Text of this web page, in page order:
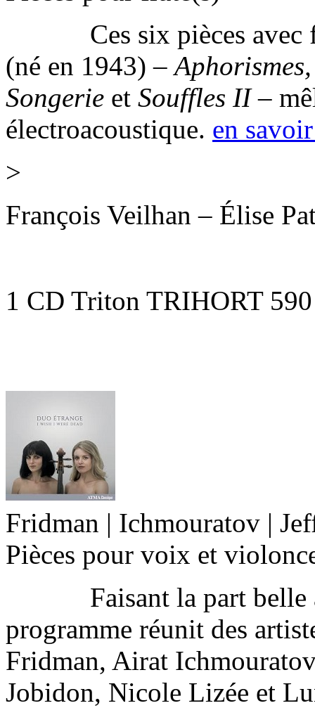
Ces six pièces avec
(né en 1943) –
Songerie et Souffles II–
électroacoustique. en
>
François Veilhan – Élise
1 CD Triton TRIHORT 590
Fridman | Ichmouratov |
Pièces pour voix et
Faisant la part belle
programme réunit des
Fridman, Airat
Jobidon, Nicole Lizée et